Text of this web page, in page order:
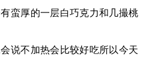
蛮厚的一层白巧克力和几撮桃
说不加热会比较好吃所以今天